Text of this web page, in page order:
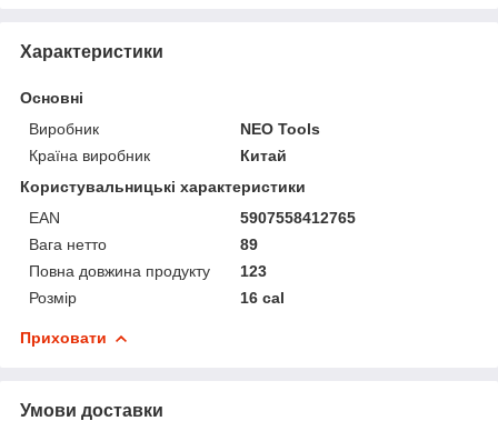
Характеристики
Основні
Виробник
NEO Tools
Країна виробник
Китай
Користувальницькі характеристики
EAN
5907558412765
Вага нетто
89
Повна довжина продукту
123
Розмір
16 cal
Приховати
Умови доставки